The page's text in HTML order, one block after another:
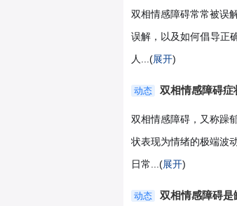
双相情感障碍常常被误
误解，以及如何倡导正
人...(展开)
动态 双相情感障碍症
双相情感障碍，又称躁
状表现为情绪的极端波
日常...(展开)
动态 双相情感障碍是